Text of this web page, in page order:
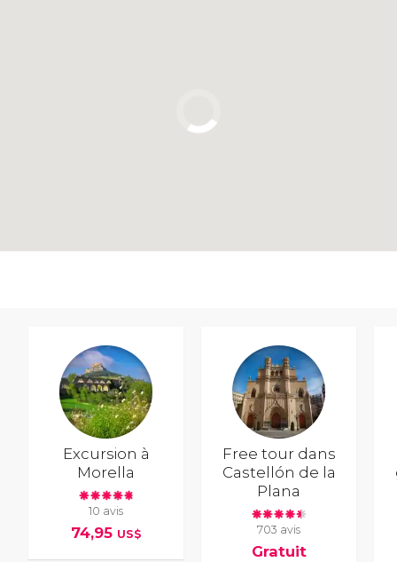
Excursion à
Morella
10 avis
74,95 US$
Free tour dans
Castellón de la
Plana
703 avis
Gratuit